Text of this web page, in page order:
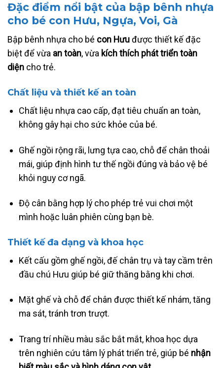
Đặc điểm nổi bật của bập bênh nhựa
cho bé con Hưu, Ngựa, Voi, Gà
Bập bênh nhựa cho bé con Hưuđược thiết kế đặc
biệt để vừa an toàn, vừa kích thích phát triển toàn
diện cho trẻ.
Chất liệu và thiết kế an toàn
Chất liệu nhựa cao cấp, đạt tiêu chuẩn an toàn,
không gây hại cho sức khỏe của bé.
Ghế ngồi rộng rãi, lưng tựa cao, chỗ để chân thoải
mái, giúp định hình tư thế ngồi đúng và bảo vệ bé
khỏi nguy cơ ngã.
Độ cân bằng hợp lý cho phép trẻ vui chơi một
mình hoặc luân phiên cùng bạn bè.
Thiết kế đa dạng và khoa học
Kết cấu gồm ghế ngồi, đế chân trụ và tay cầm trên
đầu chú Hưu giúp bé giữ thăng bằng khi chơi.
Mặt ghế và chỗ để chân được thiết kế nhám, tăng
ma sát, tránh trơn trượt.
Trang trí nhiều màu sắc bắt mắt, khoa học dựa
trên nghiên cứu tâm lý phát triển trẻ, giúp bé nhận